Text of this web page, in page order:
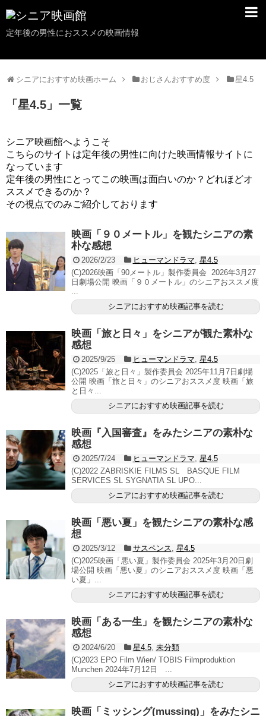
定年後の男性におススメの映画情報
シニアにおすすめ映画ホーム おじさんおすすめ度 星4.5
「 星4.5 」 一覧
シニア映画館へようこそ
こちらのサイトは定年後の男性に向けた映画情報サイトに
なっています
定年後の男性にとってこの映画は面白いのか？どれほどオ
ススメできるのか？
その視点でのみご紹介しております
映画「９０メートル」を観たシニアの素
朴な感想
2026/2/23 ヒューマンドラマ, 星4.5
(C)2026映画「90メートル」製作委員会 2026年3月27
日劇場公開 映画「９０メートル」のシニアおススメ度
...
シニアにおすすめ映画記事を読む
映画「旅と日々」をシニアが観た素朴な
感想
2025/9/25 ヒューマンドラマ, 星4.5
(C)2025「旅と日々」製作委員会 2025年11月7日劇場
公開 映画「旅と日々」のシニアおススメ度 映画「旅
と日々...
シニアにおすすめ映画記事を読む
映画『入国審査』をみたシニアの素朴な
感想
2025/7/24 ヒューマンドラマ, 星4.5
(C)2022 ZABRISKIE FILMS SL BASQUE FILM
SERVICES SL SYGNATIA SL UPO...
シニアにおすすめ映画記事を読む
映画「悪い夏」を観たシニアの素朴な感
想
2025/3/12 サスペンス, 星4.5
(C)2025映画「悪い夏」製作委員会 2025年3月20日劇
場公開 映画「悪い夏」のシニアおススメ度 映画「悪
い夏」...
シニアにおすすめ映画記事を読む
映画「ある一生」を観たシニアの素朴な
感想
2024/6/20 星4.5, 未分類
(C)2023 EPO Film Wien/ TOBIS Filmproduktion
Munchen 2024年7月12日 ...
シニアにおすすめ映画記事を読む
映画「ミッシング(mussing)」をみたシニ